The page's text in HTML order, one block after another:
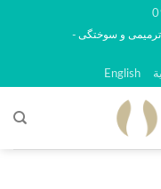
و سوختگی -
English